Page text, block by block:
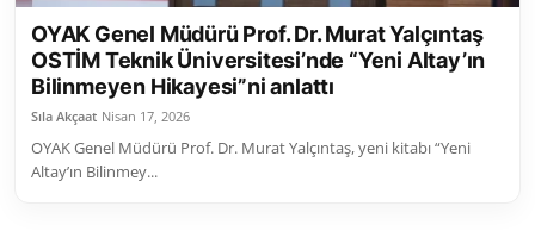
Resmi Reklamlar
OYAK Genel Müdürü Prof. Dr. Murat Yalçıntaş
OSTİM Teknik Üniversitesi’nde “Yeni Altay’ın
Bilinmeyen Hikayesi”ni anlattı
Sıla Akçaat Nisan 17, 2026
OYAK Genel Müdürü Prof. Dr. Murat Yalçıntaş, yeni kitabı “Yeni
Altay’ın Bilinmey...